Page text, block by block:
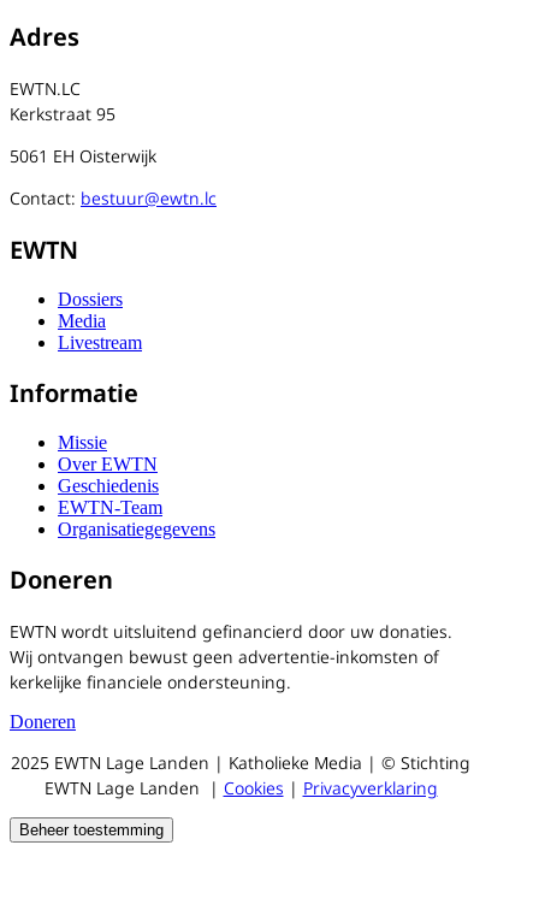
Adres
EWTN.LC
Kerkstraat 95
5061 EH Oisterwijk
Contact: bestuur@ewtn.lc
EWTN
Dossiers
Media
Livestream
Informatie
Missie
Over EWTN
Geschiedenis
EWTN-Team
Organisatiegegevens
Doneren
EWTN wordt uitsluitend gefinancierd door uw donaties.
Wij ontvangen bewust geen advertentie-inkomsten of
kerkelijke financiele ondersteuning.
Doneren
2025 EWTN Lage Landen | Katholieke Media | © Stichting
EWTN Lage Landen | Cookies | Privacyverklaring
Beheer toestemming